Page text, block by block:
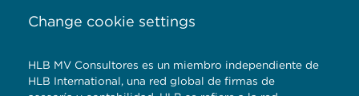
Change cookie settings
HLB MV Consultores es un miembro independiente de
HLB International, una red global de firmas de